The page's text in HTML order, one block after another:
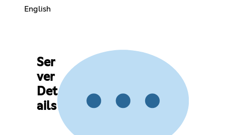
English
Ser
ver
Det
ails